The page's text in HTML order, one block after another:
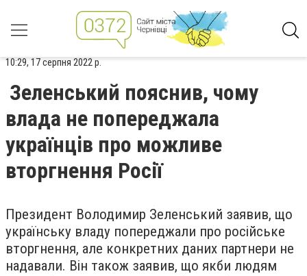
10:29, 17 серпня 2022 р.
Зеленський пояснив, чому
влада не попереджала
українців про можливе
вторгнення Росії
Президент Володимир Зеленський заявив, що
українську владу попереджали про російське
вторгнення, але конкретних даних партнери не
надавали. Він також заявив, що якби людям